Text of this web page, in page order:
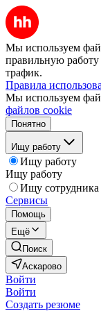
Мы используем
правильную работу
трафик.
Правила
Мы используем
файлов cookie
Понятно
Ищу работу
Ищу работу
Ищу работу
Ищу сотрудника
Сервисы
Помощь
Ещё
Поиск
Аскарово
Войти
Войти
Создать резюме